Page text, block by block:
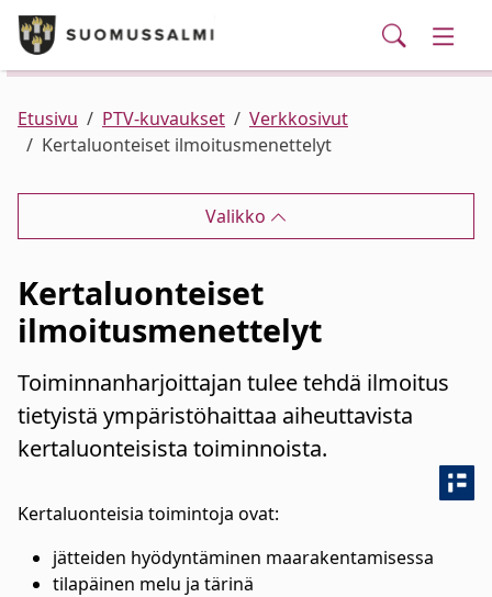
Siirry pääsisältöön
Puhelinluettelo/yhteystiedot
Palvelut
Ajankohtaista
Verkkokauppa
Haku
Kunta ja hallinto
Asuminen ja ympäristö
Elinvoima
Kulttuuri, vapaa-aika ja nuoret
Etusivu PTV-kuvaukset
Verkkosivut
Kertaluonteiset ilmoitusmenettelyt
Valikko
Kertaluonteiset
ilmoitusmenettelyt
Toiminnanharjoittajan tulee tehdä ilmoitus
tietyistä ympäristöhaittaa aiheuttavista
kertaluonteisista toiminnoista.
Kertaluonteisia toimintoja ovat:
jätteiden hyödyntäminen maarakentamisessa
tilapäinen melu ja tärinä